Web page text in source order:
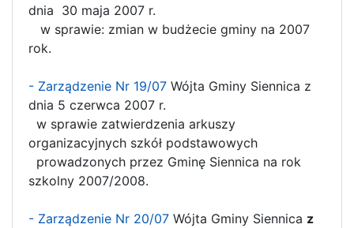
dnia 30 maja 2007 r.
w sprawie: zmian w budżecie gminy na 2007
rok.
- Zarządzenie Nr 19/07 Wójta Gminy Siennica z
dnia 5 czerwca 2007 r.
w sprawie zatwierdzenia arkuszy
organizacyjnych szkół podstawowych
prowadzonych przez Gminę Siennica na rok
szkolny 2007/2008.
- Zarządzenie Nr 20/07 Wójta Gminy Siennica z